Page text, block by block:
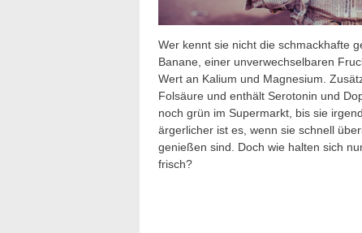
Wer kennt sie nicht die schmackhafte
Banane, einer unverwechselbaren
Wert an Kalium und Magnesium.
Folsäure und enthält Serotonin und
noch grün im Supermarkt, bis sie
ärgerlicher ist es, wenn sie schnell
genießen sind. Doch wie halten sich
frisch?